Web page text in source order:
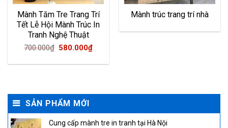
SẢN PHẨM MỚI
Cung cấp mành tre in tranh tại Hà Nội
Mành Tăm Tre Trang Trí
Tết Lễ Hội Mành Trúc In
Tranh Nghệ Thuật
700.000₫ Original
580.000₫Current
Mành trúc trang trí nhà